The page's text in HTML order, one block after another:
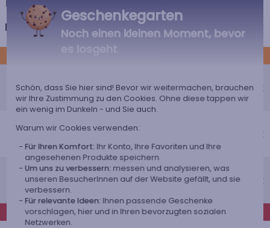
Kreditkarte oder Sofortüberweisung gültig.
Deutschland
Voraussichtliches Lieferdatum
Freitag 14 August 2026
4,95 €
Voraussichtliches Lieferdatum
Dienstag 18 August 2026
4,95 €
Standardlieferung nach Hause
Voraussichtliches Lieferdatum
8,95 €
EXPRESS
Geschenkegarten
Noch einen kleinen Moment, bevor
es losgeht
Schön, dass Sie hier sind! Bevor wir weitermachen, brauchen
wir Ihre Zustimmung zu den Cookies. Ohne diese tappen wir
ein wenig im Dunkeln - und Sie auch.
Warum wir Cookies verwenden:
Für Ihren Komfort: Ihr Konto, Ihre Favoriten und Ihre
angesehenen Produkte speichern.
Um uns zu verbessern: messen und analysieren, was
unseren BesucherInnen auf der Website gefällt, und sie
verbessern.
Für relevante Ideen: Ihnen passende Geschenke
vorschlagen, hier und in Ihren bevorzugten sozialen
Netzwerken.